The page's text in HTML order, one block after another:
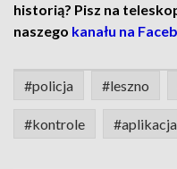
historią? Pisz na
naszego kanału na
#policja #leszno
#kontrole #aplikacja